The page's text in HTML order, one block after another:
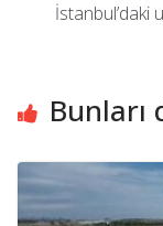
İstanbul’daki
Bunları